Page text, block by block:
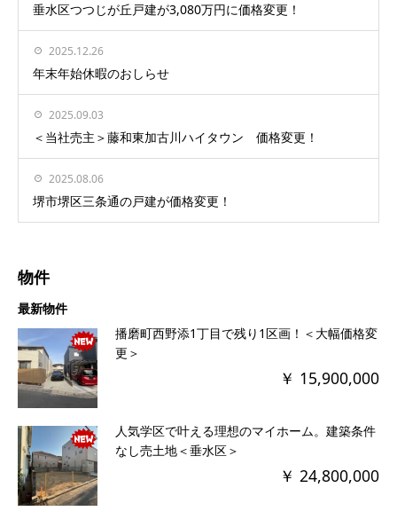
垂水区つつじが丘戸建が3,080万円に価格変更！
2025.12.26
年末年始休暇のおしらせ
2025.09.03
＜当社売主＞藤和東加古川ハイタウン 価格変更！
2025.08.06
堺市堺区三条通の戸建が価格変更！
物件
最新物件
播磨町西野添1丁目で残り1区画！＜大幅価格変
更＞
￥ 15,900,000
人気学区で叶える理想のマイホーム。建築条件
なし売土地＜垂水区＞
￥ 24,800,000